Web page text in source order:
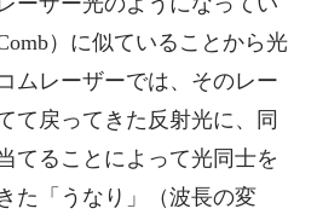
）に似ていることから光
ムレーザーでは、そのレー
て戻ってきた反射光に、同
てることによって光同士を
た「うなり」（波長の変